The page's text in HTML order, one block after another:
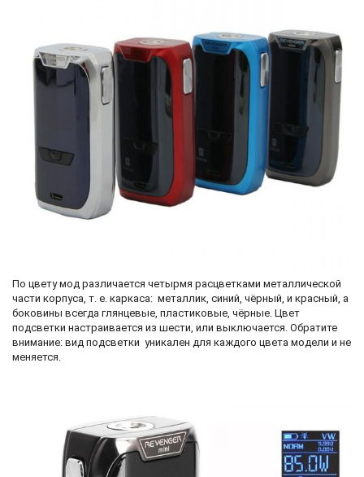
По цвету мод различается четырмя расцветками металлической
части корпуса, т. е. каркаса: металлик, синий, чёрный, и красный, а
боковины всегда глянцевые, пластиковые, чёрные. Цвет
подсветки настраивается из шести, или выключается. Обратите
внимание: вид подсветки уникален для каждого цвета модели и не
меняется.